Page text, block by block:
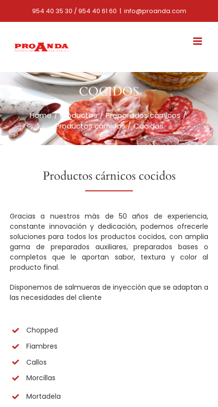
content
954 40 35 30 / 954 40 61 60 | info@proanda.com
COCIDOS
Home Productos
Preparados cárnicos
Productos cárnicos
Cocidos
Productos cárnicos cocidos
Gracias a nuestros más de 50 años de experiencia,
constante innovación y dedicación, podemos ofrecerle
soluciones para todos los productos cocidos, con amplia
gama de preparados auxiliares, preparados bases o
completos que le aportan sabor, textura y color al
producto final.
Disponemos de salmueras de inyección que se adaptan a
las necesidades del cliente
Chopped
Fiambres
Callos
Morcillas
Mortadela